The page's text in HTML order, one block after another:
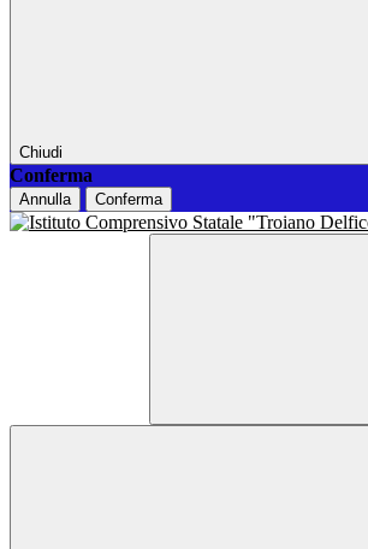
Chiudi
Conferma
Annulla Conferma